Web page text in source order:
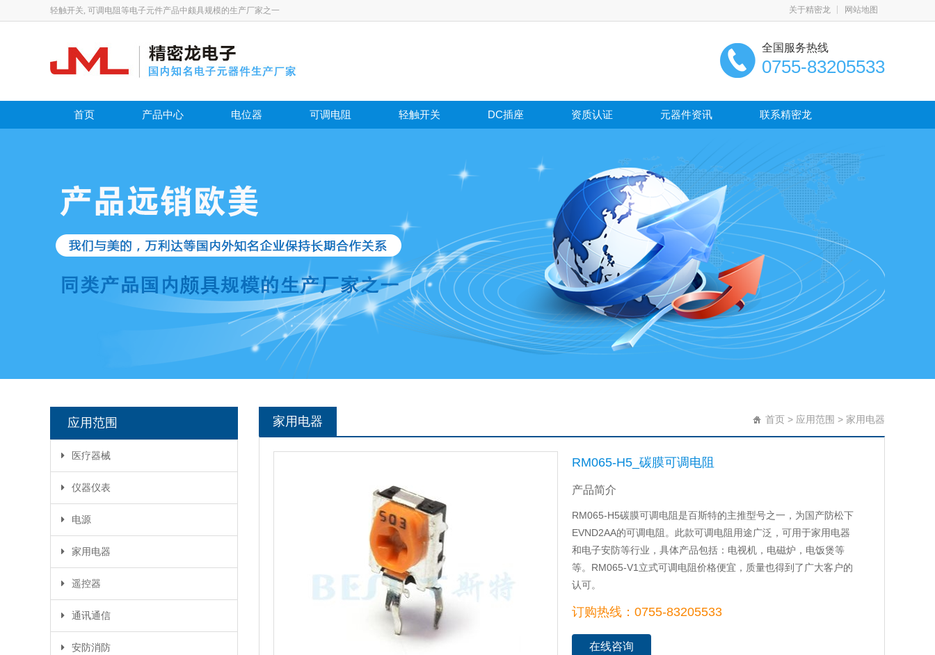
轻触开关, 可调电阻等电子元件产品中颇具规模的生产厂家之一 关于精密龙 网站地图
全国服务热线
0755-83205533
首页 产品中心 电位器 可调电阻 轻触开关 DC插座 资质认证 元器件资讯 联系精密龙
应用范围
医疗器械
仪器仪表
电源
家用电器
遥控器
通讯通信
安防消防
家用电器 首页 > 应用范围 > 家用电器
RM065-H5_碳膜可调电阻
产品简介
RM065-H5碳膜可调电阻是百斯特的主推型号之一，为国产防松下
EVND2AA的可调电阻。此款可调电阻用途广泛，可用于家用电器
和电子安防等行业，具体产品包括：电视机，电磁炉，电饭煲等
等。RM065-V1立式可调电阻价格便宜，质量也得到了广大客户的
认可。
订购热线：0755-83205533
在线咨询